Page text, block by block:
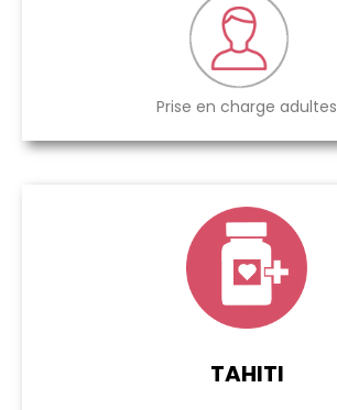
Prise en charge adultes
TAHITI